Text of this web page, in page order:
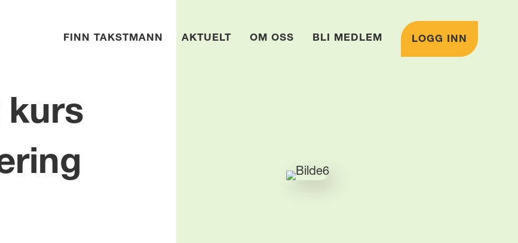
FINN TAKSTMANN AKTUELT OM OSS BLI MEDLEM LOGG INN
kurs